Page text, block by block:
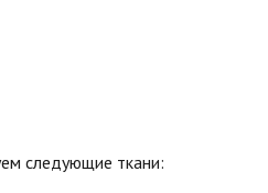
следующие ткани: